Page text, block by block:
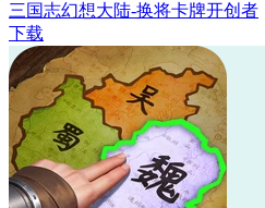
三国志幻想大陆-换将卡牌开创者
下载